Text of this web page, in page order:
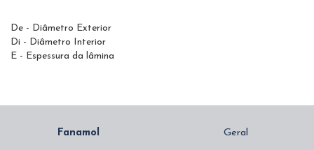
De - Diâmetro Exterior
Di - Diâmetro Interior
E - Espessura da lâmina